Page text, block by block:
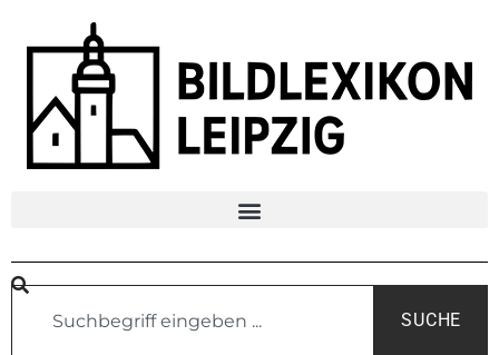
SUCHE